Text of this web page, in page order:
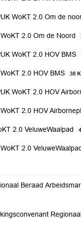
WoKT 2.0 Om de
2.0 Om de Noord
WoKT 2.0 HOV BMS
2.0 HOV BMS 38
WoKT 2.0 HOV
2.0 HOV
2.0 VeluweWaalpad
2.0
Beraad